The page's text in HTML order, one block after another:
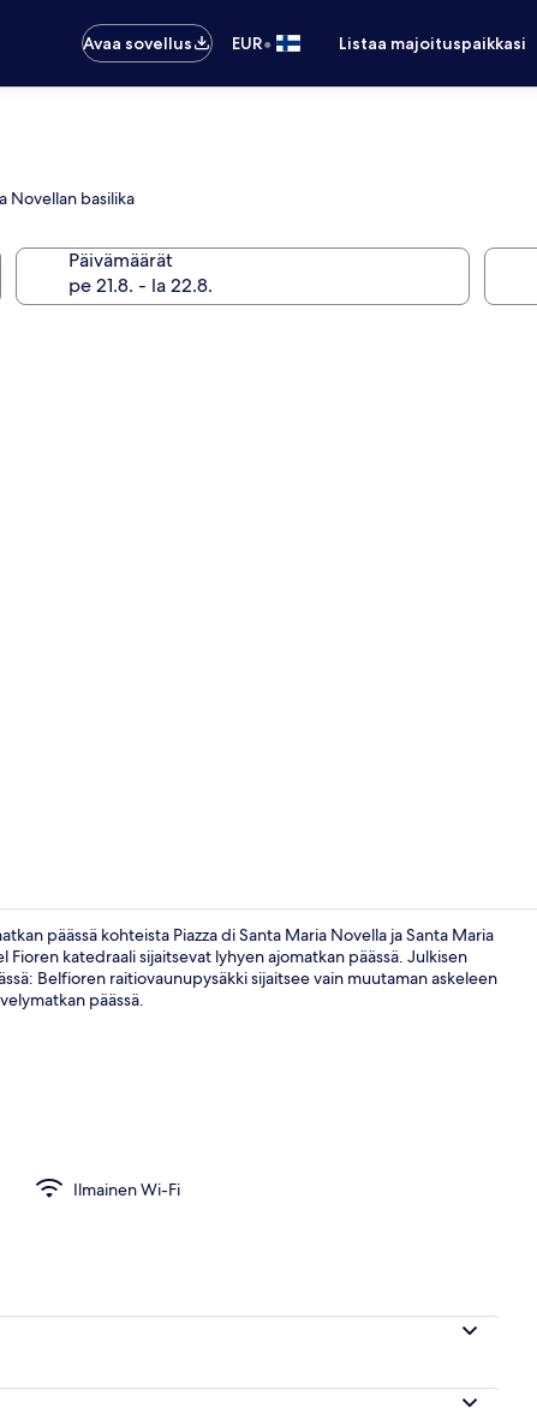
Avaa sovellus
EUR• Listaa majoituspaikkasi
Novellan basilika
Päivämäärät
päässä kohteista Piazza di Santa Maria Novella ja Santa Maria
Fioren katedraali sijaitsevat lyhyen ajomatkan päässä. Julkisen
Belfioren raitiovaunupysäkki sijaitsee vain muutaman askeleen
päässä.
Ilmainen Wi-Fi